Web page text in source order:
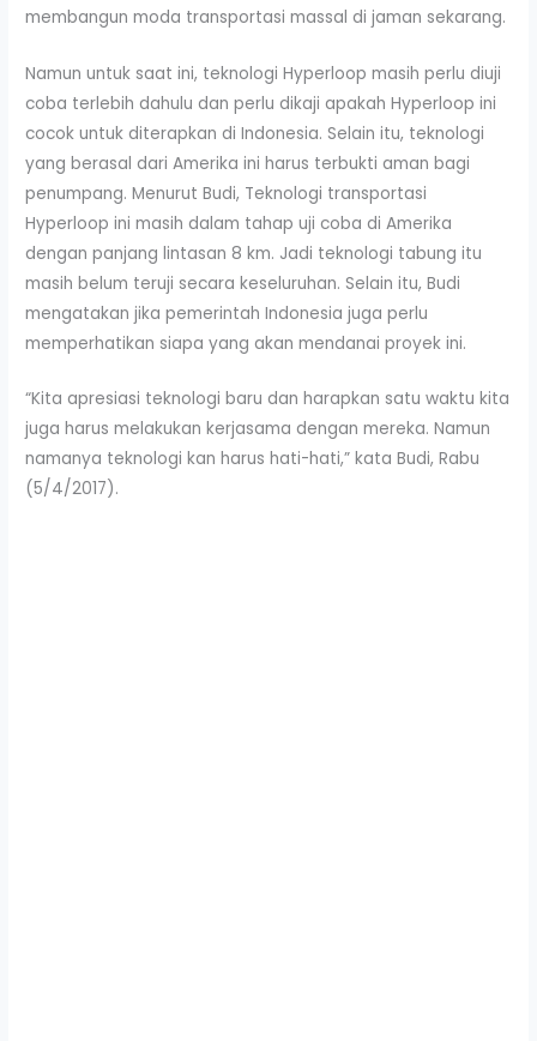
membangun moda transportasi massal di jaman sekarang.
Namun untuk saat ini, teknologi Hyperloop masih perlu diuji
coba terlebih dahulu dan perlu dikaji apakah Hyperloop ini
cocok untuk diterapkan di Indonesia. Selain itu, teknologi
yang berasal dari Amerika ini harus terbukti aman bagi
penumpang. Menurut Budi, Teknologi transportasi
Hyperloop ini masih dalam tahap uji coba di Amerika
dengan panjang lintasan 8 km. Jadi teknologi tabung itu
masih belum teruji secara keseluruhan. Selain itu, Budi
mengatakan jika pemerintah Indonesia juga perlu
memperhatikan siapa yang akan mendanai proyek ini.
“Kita apresiasi teknologi baru dan harapkan satu waktu kita
juga harus melakukan kerjasama dengan mereka. Namun
namanya teknologi kan harus hati-hati,” kata Budi, Rabu
(5/4/2017).